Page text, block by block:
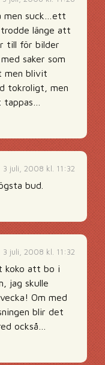
men suck…ett
länge att
till för bilder
saker som
men blivit
tokroligt, men
3 juli, 2008 kl. 11:32
bud.
3 juli, 2008 kl. 11:32
koko att bo i
jag skulle
Om med
blir det
också…